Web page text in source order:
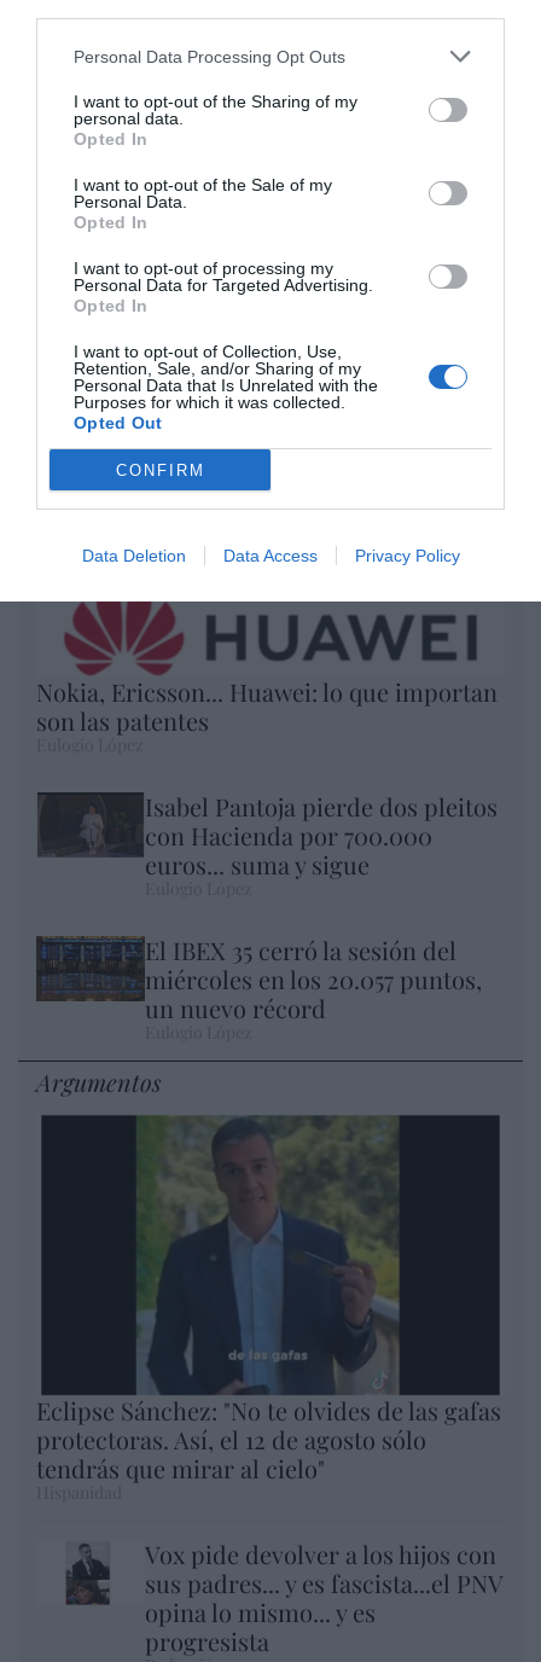
Personal Data Processing Opt Outs
I want to opt-out of the Sharing of my
personal data.
Opted In
I want to opt-out of the Sale of my
Personal Data.
Opted In
I want to opt-out of processing my
Personal Data for Targeted Advertising.
Opted In
I want to opt-out of Collection, Use,
Retention, Sale, and/or Sharing of my
Personal Data that Is Unrelated with the
Purposes for which it was collected.
Opted Out
CONFIRM
Data Deletion Data Access Privacy Policy
DIARIO DE LA CORRUPCIÓN SANCHISTA
Diario de la corrupción sanchista. Hazte
Oír se manifiesta delante de La Mareta:
“Pedro Sánchez es un criminal”
por Redacción
Artículos anteriores
Opinión
por Eulogio López
Nokia, Ericsson... Huawei: lo que importan
son las patentes
Isabel Pantoja pierde dos pleitos
con Hacienda por 700.000
euros... suma y sigue
El IBEX 35 cerró la sesión del
miércoles en los 20.057 puntos,
un nuevo récord
Argumentos
Eclipse Sánchez: "No te olvides de las gafas
protectoras. Así, el 12 de agosto sólo
tendrás que mirar al cielo"
Vox pide devolver a los hijos con
sus padres... y es fascista...el PNV
opina lo mismo... y es
progresista